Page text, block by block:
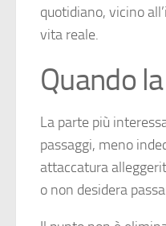
quotidiano, vicino
vita reale.
Quando
La parte più
passaggi, meno
attaccatura
o non desidera